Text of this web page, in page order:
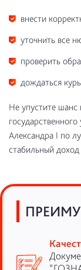
внести
уточнить все
проверить
дождаться
Не упустите шанс
Александра I по
стабильный